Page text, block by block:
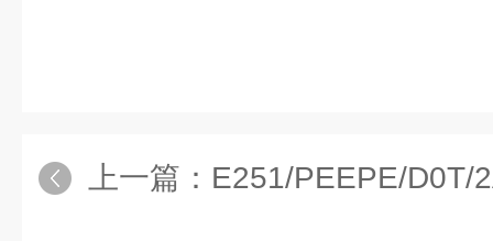
上一篇： E251/PEEPE/D0T/